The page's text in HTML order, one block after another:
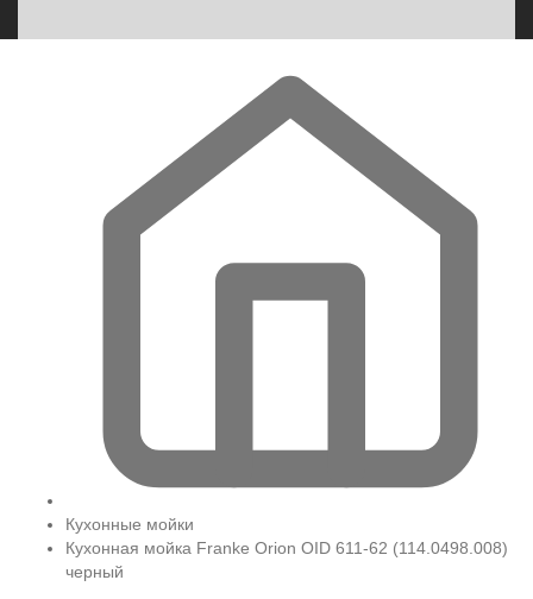
Кухонные мойки
Кухонная мойка Franke Orion OID 611-62 (114.0498.008)
черный